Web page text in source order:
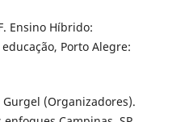
Ensino Híbrido:
Porto Alegre:
Gurgel (Organizadores).